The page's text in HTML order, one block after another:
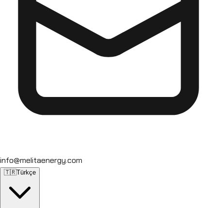
info@melitaenergy.com
🇹🇷Türkçe